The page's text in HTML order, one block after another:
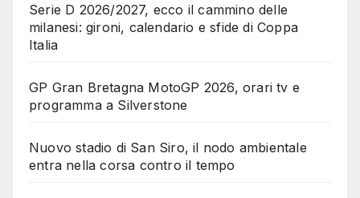
Serie D 2026/2027, ecco il cammino delle
milanesi: gironi, calendario e sfide di Coppa
Italia
GP Gran Bretagna MotoGP 2026, orari tv e
programma a Silverstone
Nuovo stadio di San Siro, il nodo ambientale
entra nella corsa contro il tempo